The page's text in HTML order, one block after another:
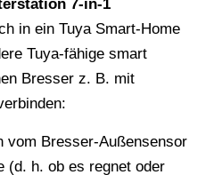
7-in-1
in ein Tuya Smart-Home
Tuya-fähige smart
Bresser z. B. mit
vom Bresser-Außensensor
(d. h. ob es regnet oder